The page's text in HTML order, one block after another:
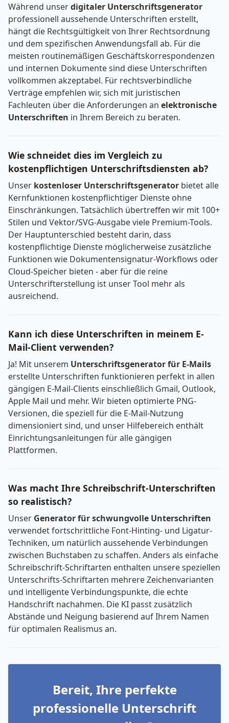
Während unserdigitaler Unterschriftsgenerator
professionell aussehende Unterschriften erstellt,
hängt die Rechtsgültigkeit von Ihrer Rechtsordnung
und dem spezifischen Anwendungsfall ab. Für die
meisten routinemäßigen Geschäftskorrespondenzen
und internen Dokumente sind diese Unterschriften
vollkommen akzeptabel. Für rechtsverbindliche
Verträge empfehlen wir, sich mit juristischen
Fachleuten über die Anforderungen an elektronische
Unterschriften in Ihrem Bereich zu beraten.
Wie schneidet dies im Vergleich zu
kostenpflichtigen Unterschriftsdiensten ab?
Unser kostenloser Unterschriftsgenerator bietet alle
Kernfunktionen kostenpflichtiger Dienste ohne
Einschränkungen. Tatsächlich übertreffen wir mit 100+
Stilen und Vektor/SVG-Ausgabe viele Premium-Tools.
Der Hauptunterschied besteht darin, dass
kostenpflichtige Dienste möglicherweise zusätzliche
Funktionen wie Dokumentensignatur-Workflows oder
Cloud-Speicher bieten - aber für die reine
Unterschrifterstellung ist unser Tool mehr als
ausreichend.
Kann ich diese Unterschriften in meinem E-
Mail-Client verwenden?
Ja! Mit unserem Unterschriftsgenerator für E-Mails
erstellte Unterschriften funktionieren perfekt in allen
gängigen E-Mail-Clients einschließlich Gmail, Outlook,
Apple Mail und mehr. Wir bieten optimierte PNG-
Versionen, die speziell für die E-Mail-Nutzung
dimensioniert sind, und unser Hilfebereich enthält
Einrichtungsanleitungen für alle gängigen
Plattformen.
Was macht Ihre Schreibschrift-Unterschriften
so realistisch?
Unser Generator für schwungvolle Unterschriften
verwendet fortschrittliche Font-Hinting- und Ligatur-
Techniken, um natürlich aussehende Verbindungen
zwischen Buchstaben zu schaffen. Anders als einfache
Schreibschrift-Schriftarten enthalten unsere speziellen
Unterschrifts-Schriftarten mehrere Zeichenvarianten
und intelligente Verbindungspunkte, die echte
Handschrift nachahmen. Die KI passt zusätzlich
Abstände und Neigung basierend auf Ihrem Namen
für optimalen Realismus an.
Bereit, Ihre perfekte
professionelle Unterschrift